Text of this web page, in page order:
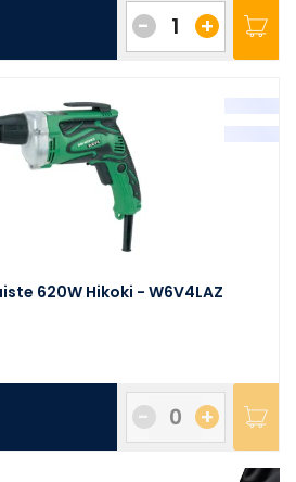
+
-
620W Hikoki - W6V4LAZ
+
-